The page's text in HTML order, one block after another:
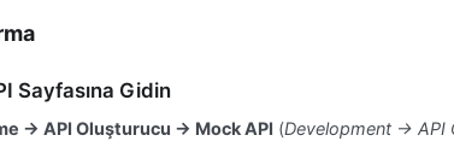
Sayfasına Gidin
→ API Oluşturucu → Mock API (Development → API